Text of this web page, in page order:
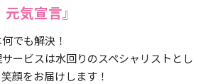
気宣言』
でも解決！
ービスは水回りのスペシャリストとし
顔をお届けします！